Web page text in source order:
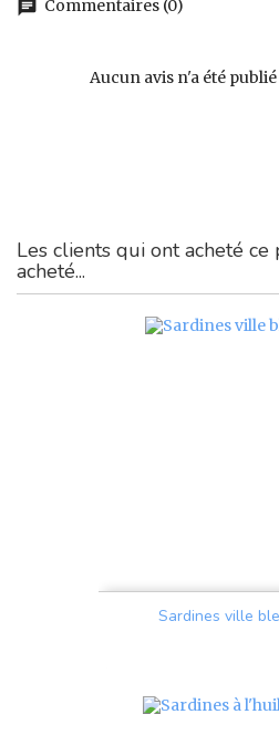
chat Commentaires (0)
Aucun avis n'a été
Les clients qui ont acheté
acheté...
Sardines ville